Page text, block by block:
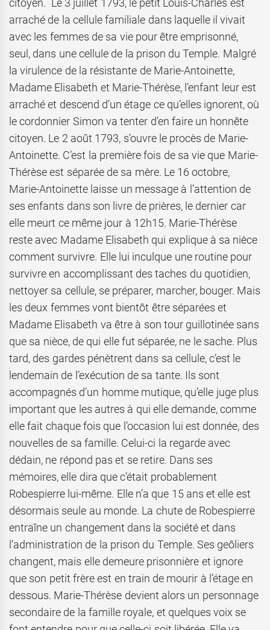
citoyen. Le 3 juillet 1793, le petit Louis-Charles est
arraché de la cellule familiale dans laquelle il vivait
avec les femmes de sa vie pour être emprisonné,
seul, dans une cellule de la prison du Temple. Malgré
la virulence de la résistante de Marie-Antoinette,
Madame Elisabeth et Marie-Thérèse, l’enfant leur est
arraché et descend d’un étage ce qu’elles ignorent, où
le cordonnier Simon va tenter d’en faire un honnête
citoyen. Le 2 août 1793, s’ouvre le procès de Marie-
Antoinette. C’est la première fois de sa vie que Marie-
Thérèse est séparée de sa mère. Le 16 octobre,
Marie-Antoinette laisse un message à l’attention de
ses enfants dans son livre de prières, le dernier car
elle meurt ce même jour à 12h15. Marie-Thérèse
reste avec Madame Elisabeth qui explique à sa nièce
comment survivre. Elle lui inculque une routine pour
survivre en accomplissant des taches du quotidien,
nettoyer sa cellule, se préparer, marcher, bouger. Mais
les deux femmes vont bientôt être séparées et
Madame Elisabeth va être à son tour guillotinée sans
que sa nièce, de qui elle fut séparée, ne le sache. Plus
tard, des gardes pénètrent dans sa cellule, c’est le
lendemain de l’exécution de sa tante. Ils sont
accompagnés d’un homme mutique, qu’elle juge plus
important que les autres à qui elle demande, comme
elle fait chaque fois que l’occasion lui est donnée, des
nouvelles de sa famille. Celui-ci la regarde avec
dédain, ne répond pas et se retire. Dans ses
mémoires, elle dira que c’était probablement
Robespierre lui-même. Elle n’a que 15 ans et elle est
désormais seule au monde. La chute de Robespierre
entraîne un changement dans la société et dans
l’administration de la prison du Temple. Ses geôliers
changent, mais elle demeure prisonnière et ignore
que son petit frère est en train de mourir à l’étage en
dessous. Marie-Thérèse devient alors un personnage
secondaire de la famille royale, et quelques voix se